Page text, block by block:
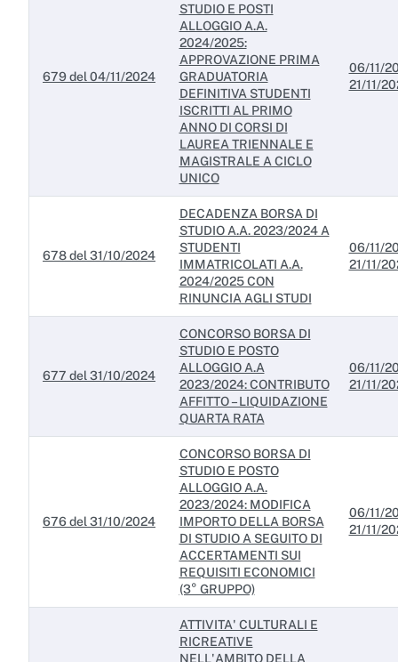
679 del 04/11/2024
STUDIO E POSTI
ALLOGGIO A.A.
2024/2025:
APPROVAZIONE PRIMA
GRADUATORIA
DEFINITIVA STUDENTI
ISCRITTI AL PRIMO
ANNO DI CORSI DI
LAUREA TRIENNALE E
MAGISTRALE A CICLO
UNICO
06/11/
21/11/
678 del 31/10/2024
DECADENZA BORSA DI
STUDIO A.A. 2023/2024 A
STUDENTI
IMMATRICOLATI A.A.
2024/2025 CON
RINUNCIA AGLI STUDI
06/11/
21/11/
677 del 31/10/2024
CONCORSO BORSA DI
STUDIO E POSTO
ALLOGGIO A.A
2023/2024: CONTRIBUTO
AFFITTO – LIQUIDAZIONE
QUARTA RATA
06/11/
21/11/
676 del 31/10/2024
CONCORSO BORSA DI
STUDIO E POSTO
ALLOGGIO A.A.
2023/2024: MODIFICA
IMPORTO DELLA BORSA
DI STUDIO A SEGUITO DI
ACCERTAMENTI SUI
REQUISITI ECONOMICI
(3° GRUPPO)
06/11/
21/11/
ATTIVITA' CULTURALI E
RICREATIVE
NELL'AMBITO DELLA